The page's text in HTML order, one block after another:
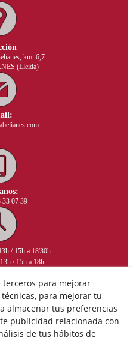
km. 6,7
(Lleida)
33 07 39
/ 15h a 18'30h
/ 15h a 18h
terceros para mejorar
para mejorar tu
almacenar tus preferencias
publicidad relacionada con
de tus hábitos de